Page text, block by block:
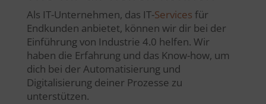
Als IT-Unternehmen, das IT-Services für
Endkunden anbietet, können wir dir bei der
Einführung von Industrie 4.0 helfen. Wir
haben die Erfahrung und das Know-how, um
dich bei der Automatisierung und
Digitalisierung deiner Prozesse zu
unterstützen.